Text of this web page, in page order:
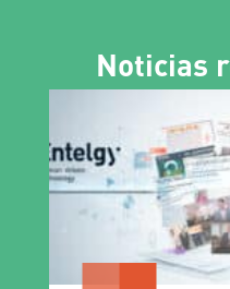
Noticias